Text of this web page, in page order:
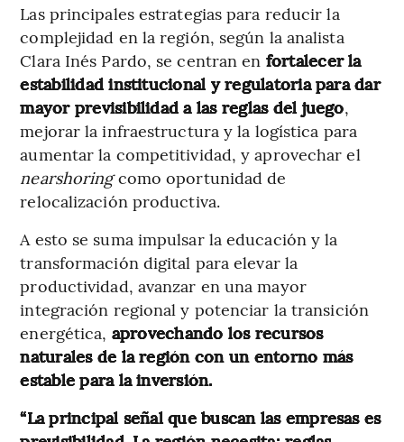
Las principales estrategias para reducir la
complejidad en la región, según la analista
Clara Inés Pardo, se centran en fortalecer la
estabilidad institucional y regulatoria para dar
mayor previsibilidad a las reglas del juego,
mejorar la infraestructura y la logística para
aumentar la competitividad, y aprovechar el
nearshoringcomo oportunidad de
relocalización productiva.
A esto se suma impulsar la educación y la
transformación digital para elevar la
productividad, avanzar en una mayor
integración regional y potenciar la transición
energética, aprovechando los recursos
naturales de la región con un entorno más
estable para la inversión.
“La principal señal que buscan las empresas es